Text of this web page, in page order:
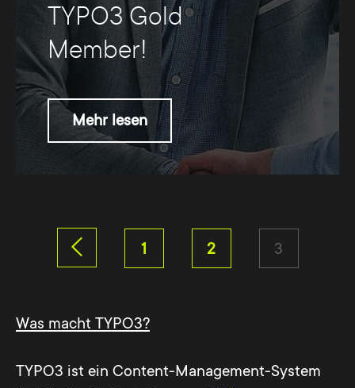
Was macht TYPO3?
TYPO3 ist ein Content-Management-System
TYPO3 Gold
Member!
Mehr lesen
1 2 3